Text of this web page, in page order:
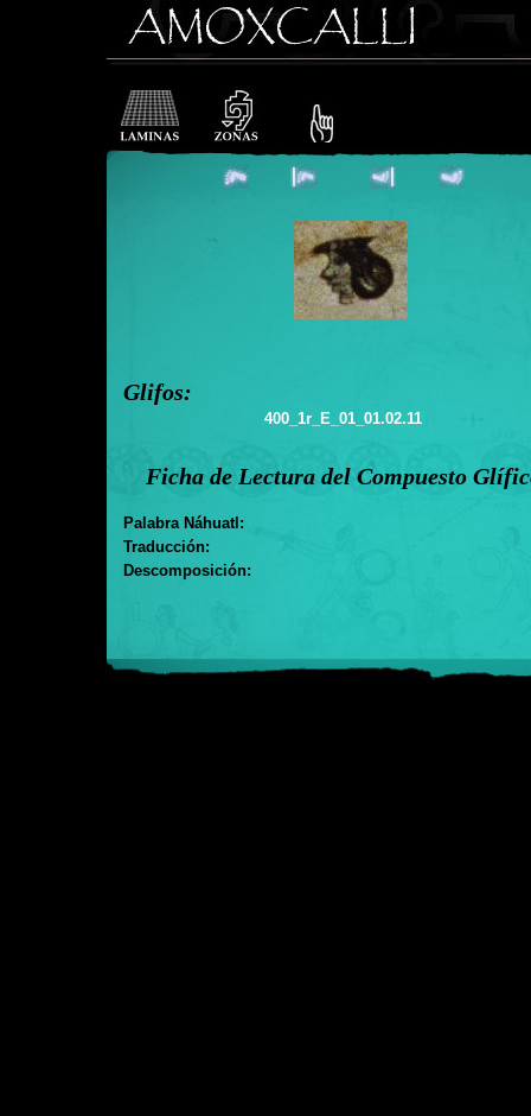
Glifos:
400_1r_E_01_01.02.11
Ficha de Lectura del Compuesto
Palabra Náhuatl:
Traducción:
Descomposición: